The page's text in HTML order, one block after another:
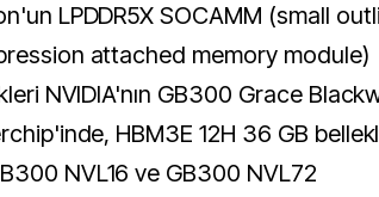
LPDDR5X SOCAMM (small
attached memory module)
NVIDIA'nın GB300 Grace
HBM3E 12H 36 GB
NVL16 ve GB300 NVL72